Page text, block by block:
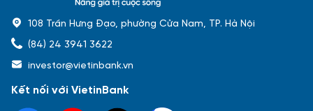
108 Trần Hưng Đạo, phường Cửa Nam, TP. Hà Nội
(84) 24 3941 3622
investor@vietinbank.vn
Kết nối với VietinBank